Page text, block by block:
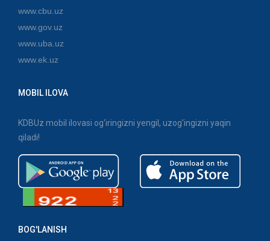
www.cbu.uz
www.gov.uz
www.uba.uz
www.ek.uz
MOBIL ILOVA
KDBUz mobil ilovasi og'iringizni yengil, uzog'ingizni yaqin
qiladi!
BOG'LANISH